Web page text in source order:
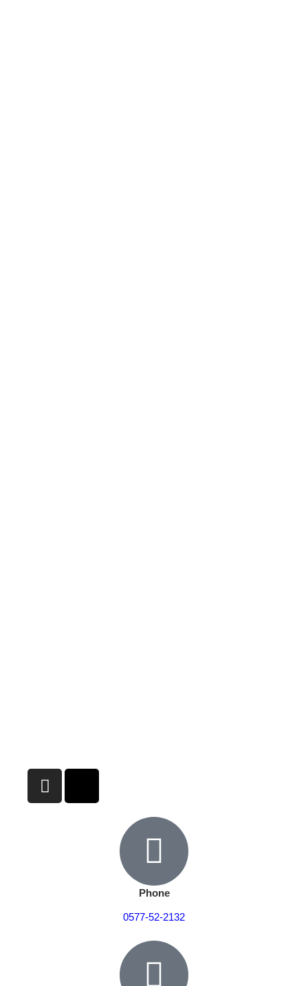
Phone
0577-52-2132